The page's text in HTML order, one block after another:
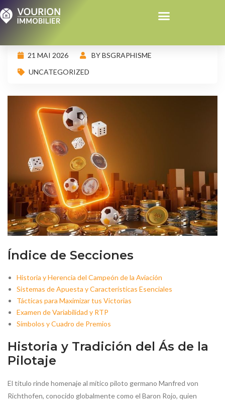
21 MAI 2026
BY BSGRAPHISME
UNCATEGORIZED
Índice de Secciones
Historia y Herencia del Campeón de la Aviación
Sistemas de Apuesta y Características Esenciales
Tácticas para Maximizar tus Victorias
Examen de Variabilidad y RTP
Símbolos y Cuadro de Premios
Historia y Tradición del Ás de la
Pilotaje
El título rinde homenaje al mítico piloto germano Manfred von
Richthofen, conocido globalmente como el Baron Rojo, quien